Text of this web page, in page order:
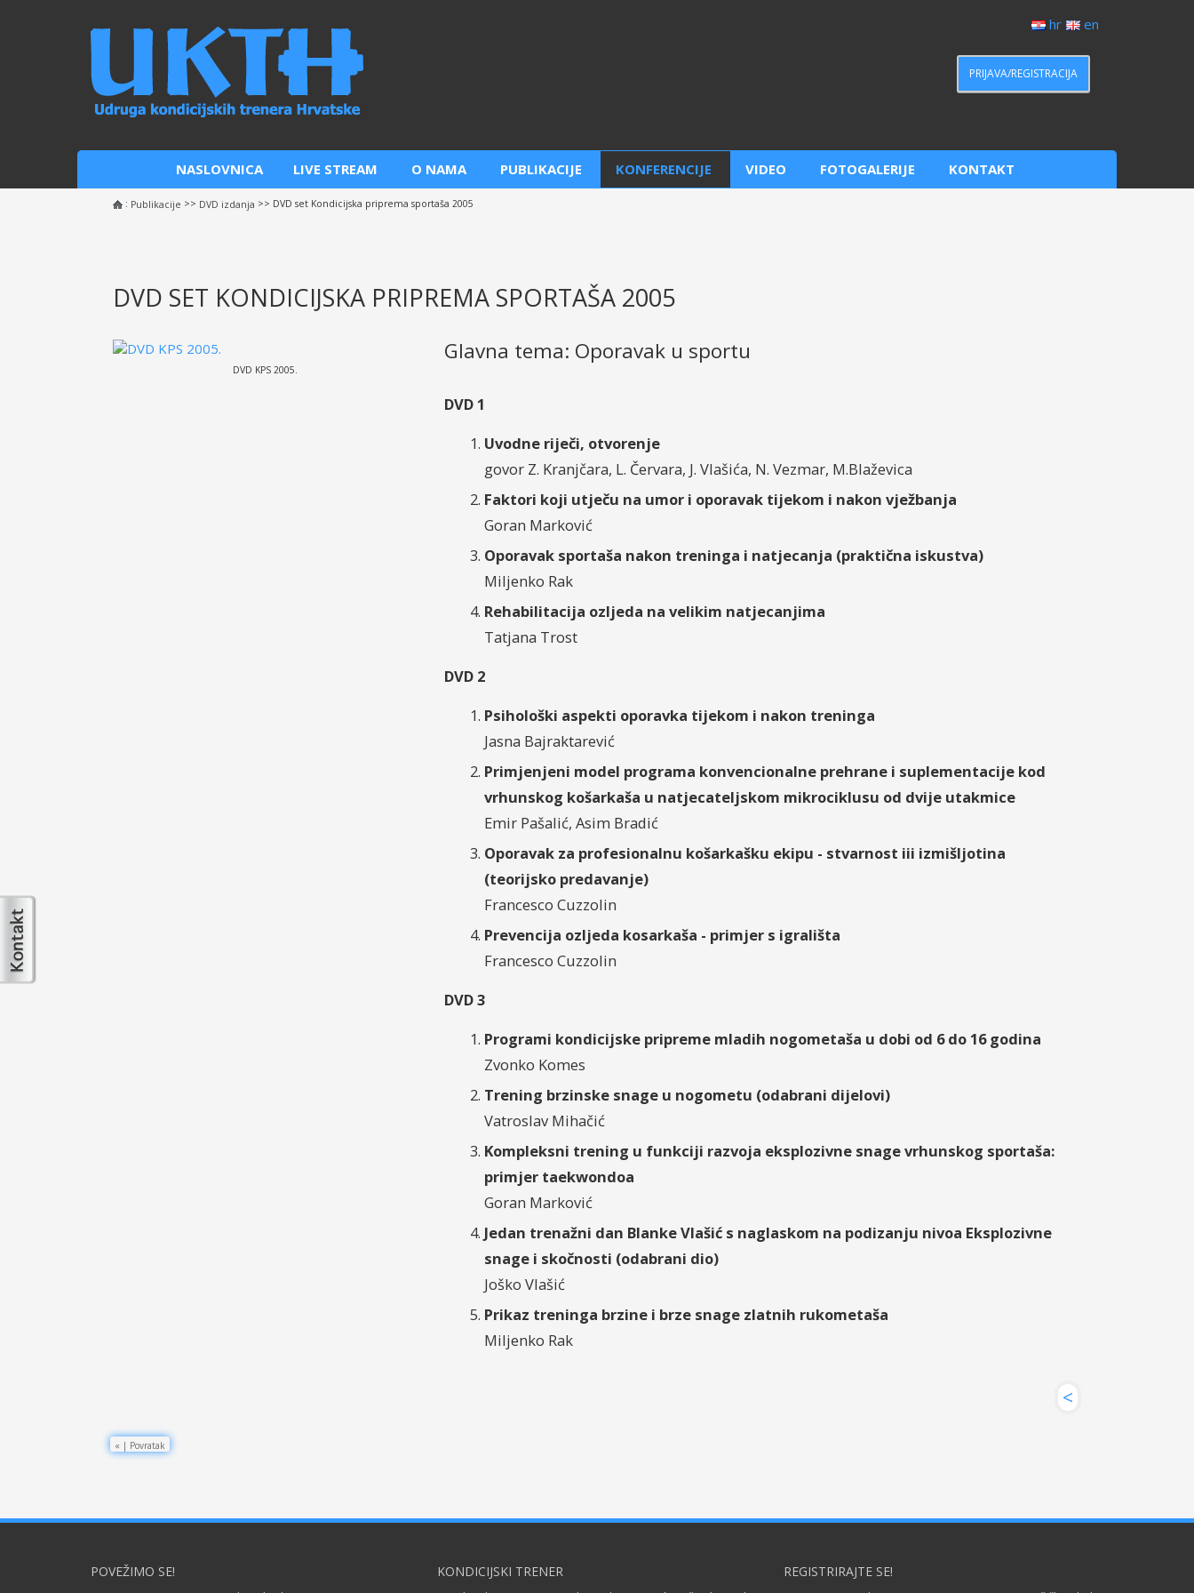
hr en
NASLOVNICA LIVE STREAM O NAMA PUBLIKACIJE KONFERENCIJE VIDEO FOTOGALERIJE KONTAKT
PRIJAVA/REGISTRACIJA
: Publikacije >> DVD izdanja >> DVD set Kondicijska priprema sportaša 2005
DVD SET KONDICIJSKA PRIPREMA SPORTAŠA 2005
DVD KPS 2005.
Glavna tema: Oporavak u sportu
DVD 1
Uvodne riječi, otvorenje
govor Z. Kranjčara, L. Červara, J. Vlašića, N. Vezmar, M.Blaževica
Faktori koji utječu na umor i oporavak tijekom i nakon vježbanja
Goran Marković
Oporavak sportaša nakon treninga i natjecanja (praktična iskustva)
Miljenko Rak
Rehabilitacija ozljeda na velikim natjecanjima
Tatjana Trost
DVD 2
Psihološki aspekti oporavka tijekom i nakon treninga
Jasna Bajraktarević
Primjenjeni model programa konvencionalne prehrane i suplementacije kod
vrhunskog košarkaša u natjecateljskom mikrociklusu od dvije utakmice
Emir Pašalić, Asim Bradić
Oporavak za profesionalnu košarkašku ekipu - stvarnost iii izmišljotina
(teorijsko predavanje)
Francesco Cuzzolin
Prevencija ozljeda kosarkaša - primjer s igrališta
Francesco Cuzzolin
DVD 3
Programi kondicijske pripreme mladih nogometaša u dobi od 6 do 16 godina
Zvonko Komes
Trening brzinske snage u nogometu (odabrani dijelovi)
Vatroslav Mihačić
Kompleksni trening u funkciji razvoja eksplozivne snage vrhunskog sportaša:
primjer taekwondoa
Goran Marković
Jedan trenažni dan Blanke Vlašić s naglaskom na podizanju nivoa Eksplozivne
snage i skočnosti (odabrani dio)
Joško Vlašić
Prikaz treninga brzine i brze snage zlatnih rukometaša
Miljenko Rak
<
« | Povratak
POVEŽIMO SE! KONDICIJSKI TRENER REGISTRIRAJTE SE!